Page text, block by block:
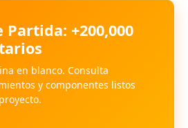
Partida: +200,000
en blanco. Consulta
y componentes listos